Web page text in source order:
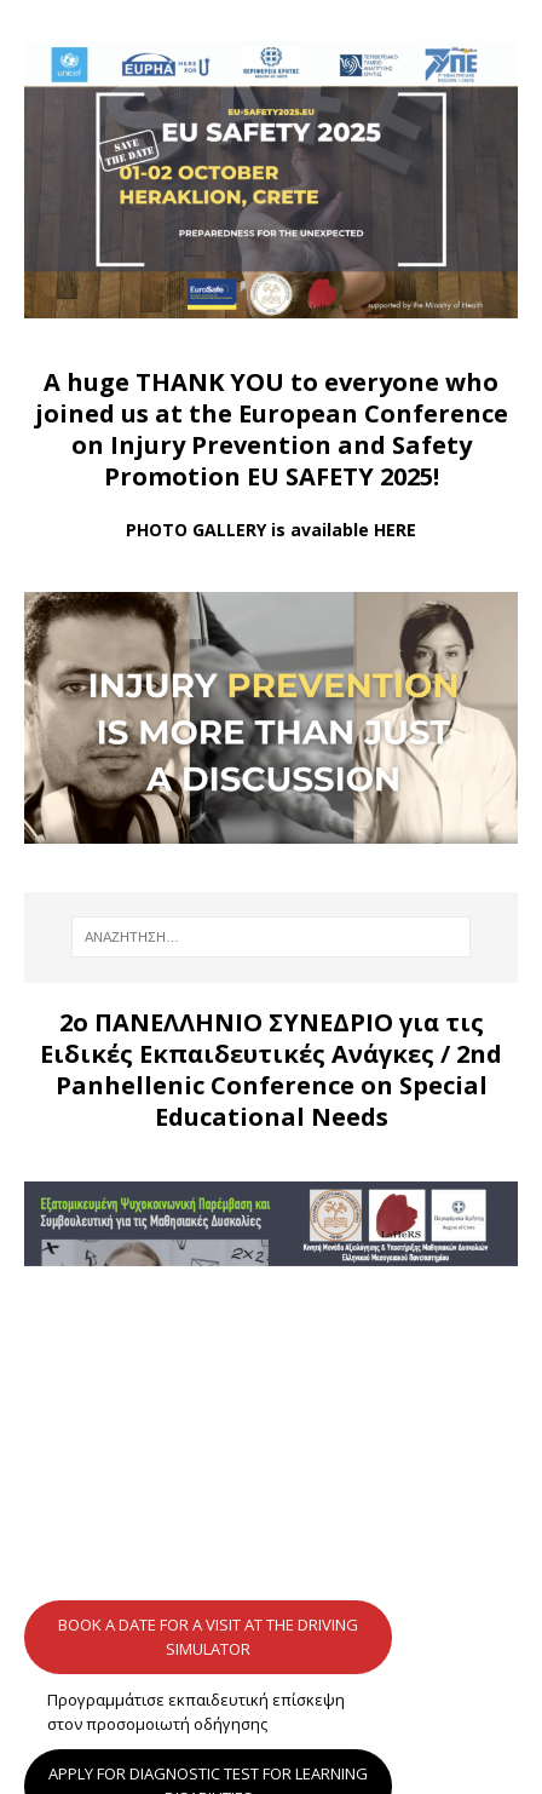
A huge THANK YOU to everyone who
joined us at the European Conference
on Injury Prevention and Safety
Promotion EU SAFETY 2025!
PHOTO GALLERY is available HERE
2ο ΠΑΝΕΛΛΗΝΙΟ ΣΥΝΕΔΡΙΟ για τις
Ειδικές Εκπαιδευτικές Ανάγκες / 2nd
Panhellenic Conference on Special
Educational Needs
BOOK A DATE FOR A VISIT AT THE DRIVING
SIMULATOR
Προγραμμάτισε εκπαιδευτική επίσκεψη
στον προσομοιωτή οδήγησης
APPLY FOR DIAGNOSTIC TEST FOR LEARNING